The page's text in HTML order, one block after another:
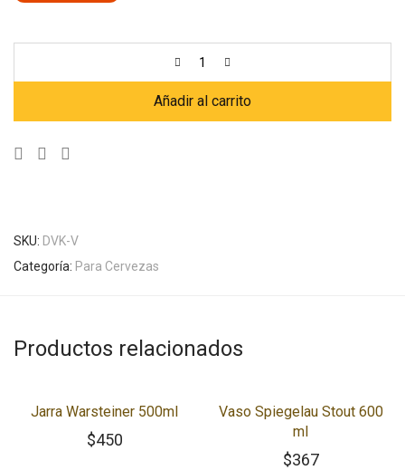
Añadir al carrito
SKU: DVK-V
Categoría: Para Cervezas
Productos relacionados
Jarra Warsteiner 500ml
$450
Vaso Spiegelau Stout 600
ml
$367